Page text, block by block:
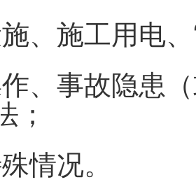
、施工用电、
、事故隐患（
；
情况。